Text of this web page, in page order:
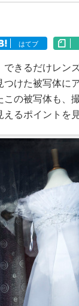
はてブ
きるだけレン
けた被写体に
の被写体も、
るポイントを